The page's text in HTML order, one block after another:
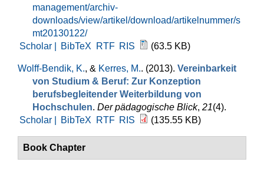
management/archiv-
downloads/view/artikel/download/artikelnummer/s
mt20130122/
Scholar |
BibTeX RTF RIS (63.5 KB)
Wolff-Bendik, K., & Kerres, M.. (2013). Vereinbarkeit
von Studium & Beruf: Zur Konzeption
berufsbegleitender Weiterbildung von
Hochschulen. Der pädagogische Blick, 21(4).
Scholar |
BibTeX RTF RIS (135.55 KB)
Book Chapter